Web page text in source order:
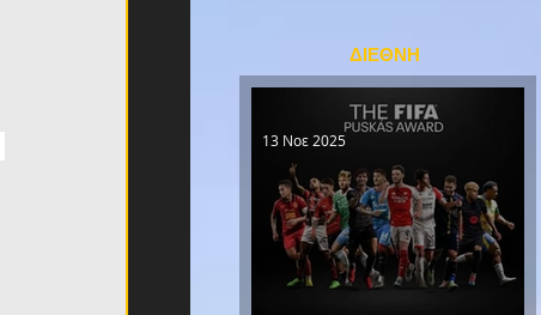
ΔΙΕΘΝΗ
13 Νοε 2025